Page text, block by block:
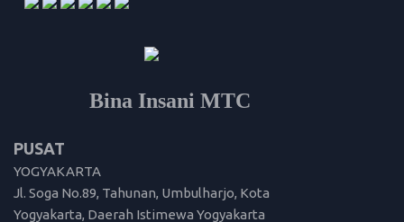
Bina Insani MTC
PUSAT
YOGYAKARTA
Jl. Soga No.89, Tahunan, Umbulharjo, Kota
Yogyakarta, Daerah Istimewa Yogyakarta